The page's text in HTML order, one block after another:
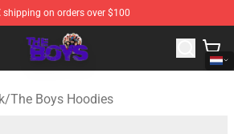
shipping on orders over $100
- Official The Boys Merchandise Shop
/The Boys Hoodies